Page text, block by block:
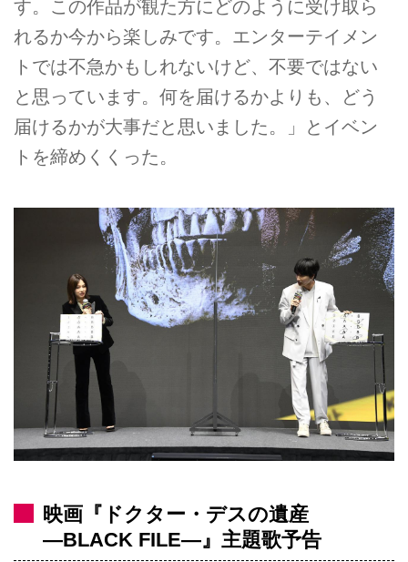
す。この作品が観た方にどのように受け取ら
れるか今から楽しみです。エンターテイメン
トでは不急かもしれないけど、不要ではない
と思っています。何を届けるかよりも、どう
届けるかが大事だと思いました。」とイベン
トを締めくくった。
映画『ドクター・デスの遺産
―BLACK FILE―』主題歌予告